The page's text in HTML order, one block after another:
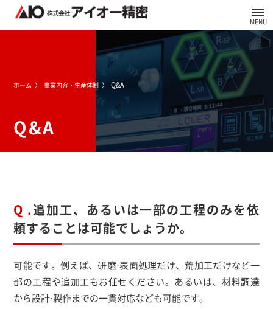
ホーム 事業内容・生産体制 Q&A
Q&A
Q .追加工、あるいは一部の工程のみを依
頼することは可能でしょうか。
可能です。例えば、研磨·表面処理だけ、荒加工だけなど一
部の工程や追加工もお任せください。あるいは、材料調達
から設計·製作までの一貫対応なども可能です。